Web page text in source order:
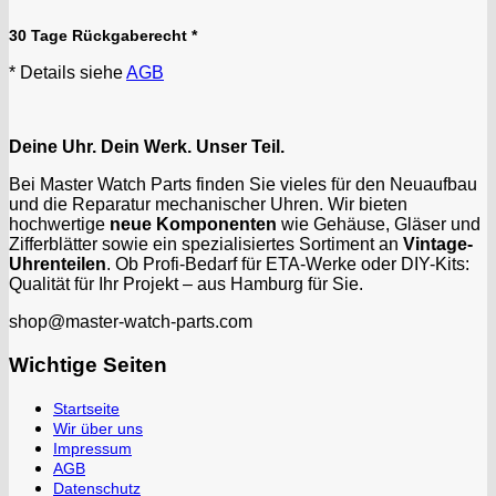
30 Tage Rückgaberecht *
* Details sieheAGB
Deine Uhr. Dein Werk. Unser Teil.
Bei Master Watch Parts finden Sie vieles für den Neuaufbau
und die Reparatur mechanischer Uhren. Wir bieten
hochwertige neue Komponenten wie Gehäuse, Gläser und
Zifferblätter sowie ein spezialisiertes Sortiment an Vintage-
Uhrenteilen. Ob Profi-Bedarf für ETA-Werke oder DIY-Kits:
Qualität für Ihr Projekt – aus Hamburg für Sie.
shop@master-watch-parts.com
Wichtige Seiten
Startseite
Wir über uns
Impressum
AGB
Datenschutz